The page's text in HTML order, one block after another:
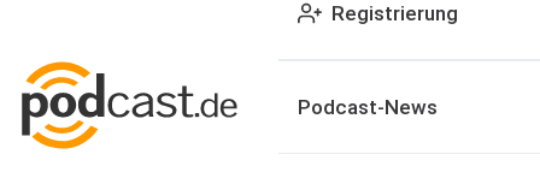
Registrierung
Podcast-News